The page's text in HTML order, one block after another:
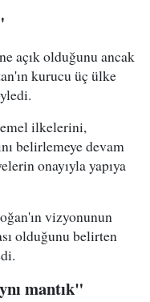
açık olduğunu ancak
kurucu üç ülke
ilkelerini,
belirlemeye devam
onayıyla yapıya
vizyonunun
olduğunu belirten
mantık"